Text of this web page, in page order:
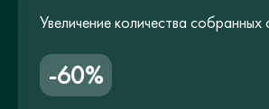
Увеличение количества собранных
-60%